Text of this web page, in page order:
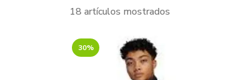
18 artículos mostrados
30%